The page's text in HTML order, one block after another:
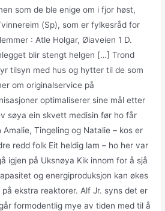
som de ble enige om i fjor høst,
(Sp), som er fylkesråd for
: Atle Holgar, Øiaveien 1 D.
blir stengt helgen […] Trond
tilsyn med hus og hytter til de som
om originalservice på
optimaliserer sine mål etter
søya ein skvett medisin før ho får
Tingeling og Natalie – kos er
redd folk Eit heldig lam – ho her var
igjen på Uksnøya Kik innom for å sjå
og energiproduksjon kan økes
ekstra reaktorer. Alf Jr. syns det er
formodentlig mye av tiden med til å